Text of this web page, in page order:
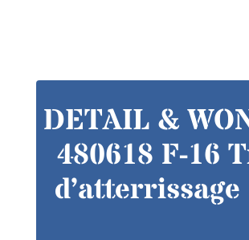
DETAIL &
480618 F-16
d’atterrissage